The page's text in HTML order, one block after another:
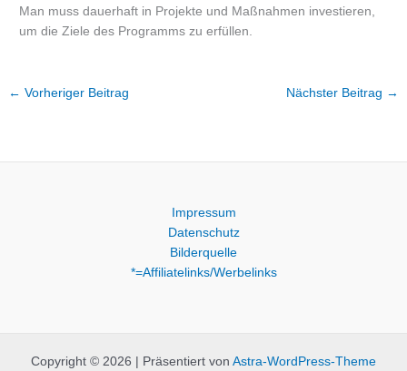
Man muss dauerhaft in Projekte und Maßnahmen investieren,
um die Ziele des Programms zu erfüllen.
← Vorheriger Beitrag Nächster Beitrag →
Impressum
Datenschutz
Bilderquelle
*=Affiliatelinks/Werbelinks
Copyright © 2026 | Präsentiert von Astra-WordPress-Theme